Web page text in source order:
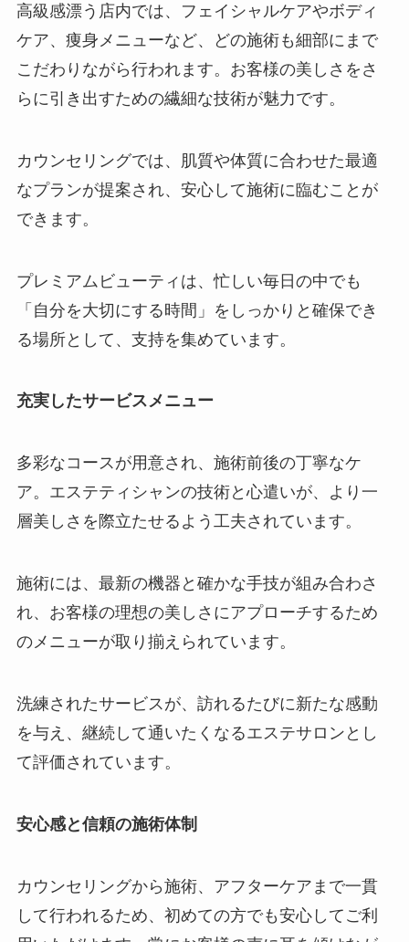
高級感漂う店内では、フェイシャルケアやボディ
ケア、痩身メニューなど、どの施術も細部にまで
こだわりながら行われます。お客様の美しさをさ
らに引き出すための繊細な技術が魅力です。
カウンセリングでは、肌質や体質に合わせた最適
なプランが提案され、安心して施術に臨むことが
できます。
プレミアムビューティは、忙しい毎日の中でも
「自分を大切にする時間」をしっかりと確保でき
る場所として、支持を集めています。
充実したサービスメニュー
多彩なコースが用意され、施術前後の丁寧なケ
ア。エステティシャンの技術と心遣いが、より一
層美しさを際立たせるよう工夫されています。
施術には、最新の機器と確かな手技が組み合わさ
れ、お客様の理想の美しさにアプローチするため
のメニューが取り揃えられています。
洗練されたサービスが、訪れるたびに新たな感動
を与え、継続して通いたくなるエステサロンとし
て評価されています。
安心感と信頼の施術体制
カウンセリングから施術、アフターケアまで一貫
して行われるため、初めての方でも安心してご利